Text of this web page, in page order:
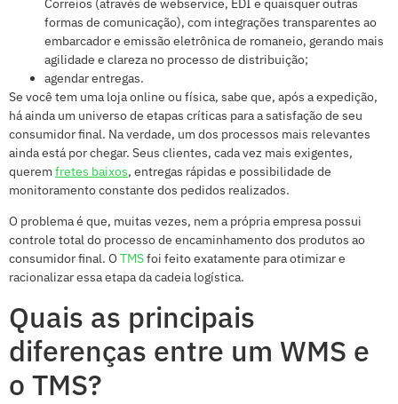
Correios (através de webservice, EDI e quaisquer outras
formas de comunicação), com integrações transparentes ao
embarcador e emissão eletrônica de romaneio, gerando mais
agilidade e clareza no processo de distribuição;
agendar entregas.
Se você tem uma loja online ou física, sabe que, após a expedição,
há ainda um universo de etapas críticas para a satisfação de seu
consumidor final. Na verdade, um dos processos mais relevantes
ainda está por chegar. Seus clientes, cada vez mais exigentes,
querem fretes baixos, entregas rápidas e possibilidade de
monitoramento constante dos pedidos realizados.
O problema é que, muitas vezes, nem a própria empresa possui
controle total do processo de encaminhamento dos produtos ao
consumidor final. O TMSfoi feito exatamente para otimizar e
racionalizar essa etapa da cadeia logística.
Quais as principais
diferenças entre um WMS e
o TMS?